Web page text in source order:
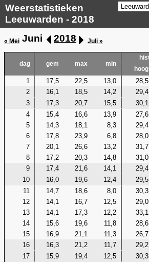
Weerstatistieken
Leeuwarden - 2018
« Mei Juni 2018 Juli »
dag gem max min
1 17,5 22,5 13,0
2
16,1 18,5 14,2
3
17,3 20,7 15,5
4
15,4 16,6 13,9
5
14,3 18,1 8,3
6
17,8 23,9 6,8
7
20,1 26,6 13,2
8
17,2 20,3 14,8
9
17,4 21,6 14,1
10
16,0 19,6 12,4
11
14,7 18,6 8,0
12
14,1 16,7 12,5
13
14,1 17,3 12,2
14
15,6 19,6 11,8
15
16,9 21,1 11,3
16
16,3 21,2 11,7
17
15,9 19,4 12,5